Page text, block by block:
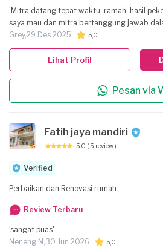
'Mitra datang tepat waktu, ramah, hasil
saya mau dan mitra bertanggung jawab
puas.'
Grey,29 Des 2025 5,0
Pesan via
Lihat Profil
Fatih jaya mandiri
5.0 ( 5 review )
Verified
Perbaikan dan Renovasi rumah
Review Terbaru
'sangat puas'
Neneng N,30 Jun 2026 5,0